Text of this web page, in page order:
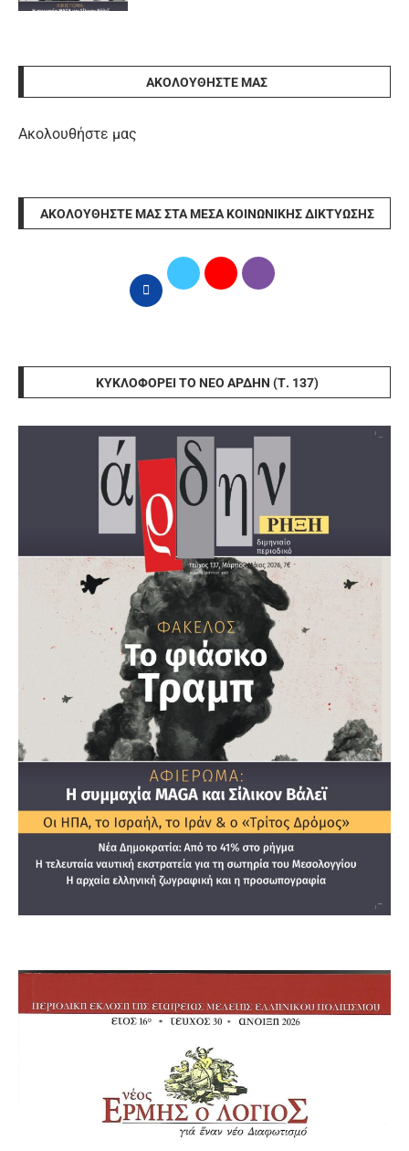
ΑΚΟΛΟΥΘΉΣΤΕ ΜΑΣ
Ακολουθήστε μας
ΑΚΟΛΟΥΘΉΣΤΕ ΜΑΣ ΣΤΑ ΜΈΣΑ ΚΟΙΝΩΝΙΚΉΣ ΔΙΚΤΎΩΣΗΣ
ΚΥΚΛΟΦΟΡΕΊ ΤΟ ΝΈΟ ΆΡΔΗΝ (Τ. 137)